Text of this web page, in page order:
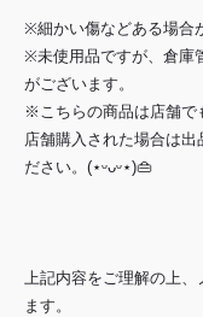
※細かい傷などある場合
※未使用品ですが、倉庫
がございます。
※こちらの商品は店舗で
店舗購入された場合は出
ださい。(⋆ᵕᴗᵕ⋆)👜
上記内容をご理解の上、
ます。